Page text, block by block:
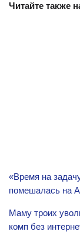
Читайте также
«Время на
помешалась на
Маму троих
комп без